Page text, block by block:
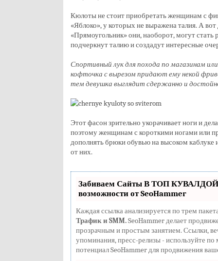
Кюлоты не стоит приобретать женщинам с
«Яблоко», у которых не выражена талия. А
«Прямоугольник» они, наоборот, могут
подчеркнут талию и создадут интересные
Спортивный лук для похода по магазинам
кофточка с вырезом придают ему некой
тем девушка выглядит сдержанно и
Этот фасон зрительно укорачивает ноги и
поэтому женщинам с короткими ногами или
дополнять брюки обувью на высоком каблуке
от них.
Забиваем Сайты В ТОП КУВАЛДОЙ
возможности от SeoHammer
Каждая ссылка анализируется по трем
Трафик и SMM.SeoHammer делает
прозрачным и простым занятием. Ссылки,
упоминания, пресс-релизы - используйте
потенциал SeoHammer для продвижения